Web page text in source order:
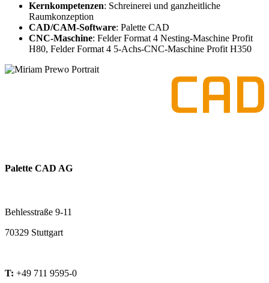
Kernkompetenzen: Schreinerei und ganzheitliche
Raumkonzeption
CAD/CAM-Software: Palette CAD
CNC-Maschine: Felder Format 4 Nesting-Maschine Profit
H80, Felder Format 4 5-Achs-CNC-Maschine Profit H350
Palette CAD AG
Behlesstraße 9-11
70329 Stuttgart
T: +49 711 9595-0